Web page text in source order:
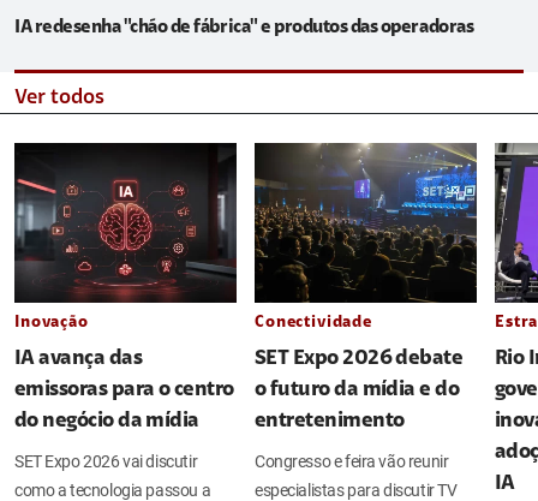
IA redesenha "chão de fábrica" e produtos das operadoras
Ver todos
Inovação
IA avança das
emissoras para o centro
do negócio da mídia
SET Expo 2026 vai discutir
como a tecnologia passou a
Conectividade
SET Expo 2026 debate
o futuro da mídia e do
entretenimento
Congresso e feira vão reunir
especialistas para discutir TV
Rio
IA